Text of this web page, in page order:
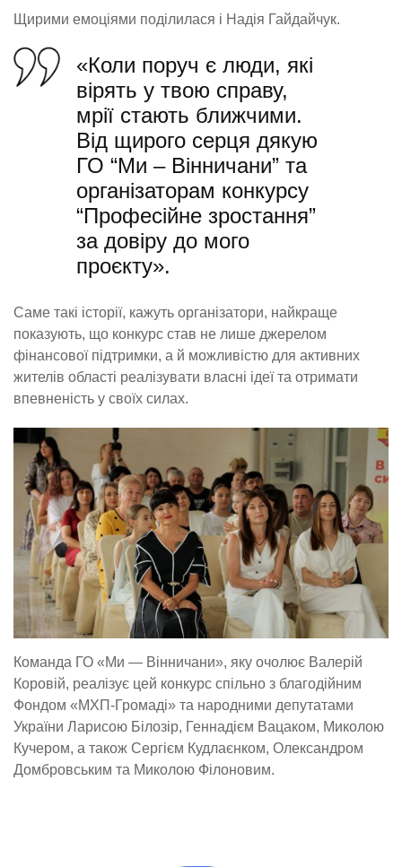
Щирими емоціями поділилася і Надія Гайдайчук.
«Коли поруч є люди, які
вірять у твою справу,
мрії стають ближчими.
Від щирого серця дякую
ГО “Ми – Вінничани” та
організаторам конкурсу
“Професійне зростання”
за довіру до мого
проєкту».
Саме такі історії, кажуть організатори, найкраще
показують, що конкурс став не лише джерелом
фінансової підтримки, а й можливістю для активних
жителів області реалізувати власні ідеї та отримати
впевненість у своїх силах.
Команда ГО «Ми — Вінничани», яку очолює Валерій
Коровій, реалізує цей конкурс спільно з благодійним
Фондом «МХП-Громаді» та народними депутатами
України Ларисою Білозір, Геннадієм Вацаком, Миколою
Кучером, а також Сергієм Кудлаєнком, Олександром
Домбровським та Миколою Філоновим.